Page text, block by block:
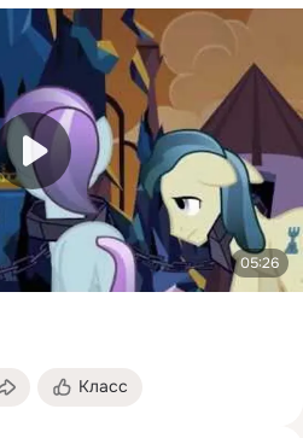
05:26
Класс